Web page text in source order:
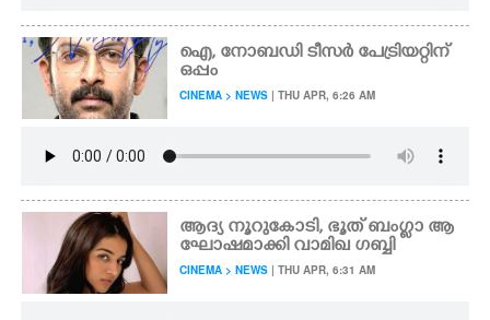
ഐ,​ നോബഡി ടീസർ പേട്രിയറ്റിന്
ഒപ്പം
CINEMA > NEWS | THU APR, 6:26 AM
ആദ്യ നൂറുകോടി, ഭൂത് ​ബം​ഗ്ളാ​ ​ആ​
ഘോ​ഷ​മാ​ക്കി വാ​മി​ഖ​ ​ഗ​ബ്ബി
CINEMA > NEWS | THU APR, 6:31 AM